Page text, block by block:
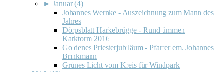
► Januar (4)
Johannes Wernke - Auszeichnung zum Mann des
Jahres
Dörpsblatt Harkebrügge - Rund ümmen
Karktorm 2016
Goldenes Priesterjubiläum - Pfarrer em. Johannes
Brinkmann
Grünes Licht vom Kreis für Windpark